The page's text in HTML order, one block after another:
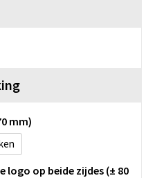
mm)
logo op beide zijdes (± 80